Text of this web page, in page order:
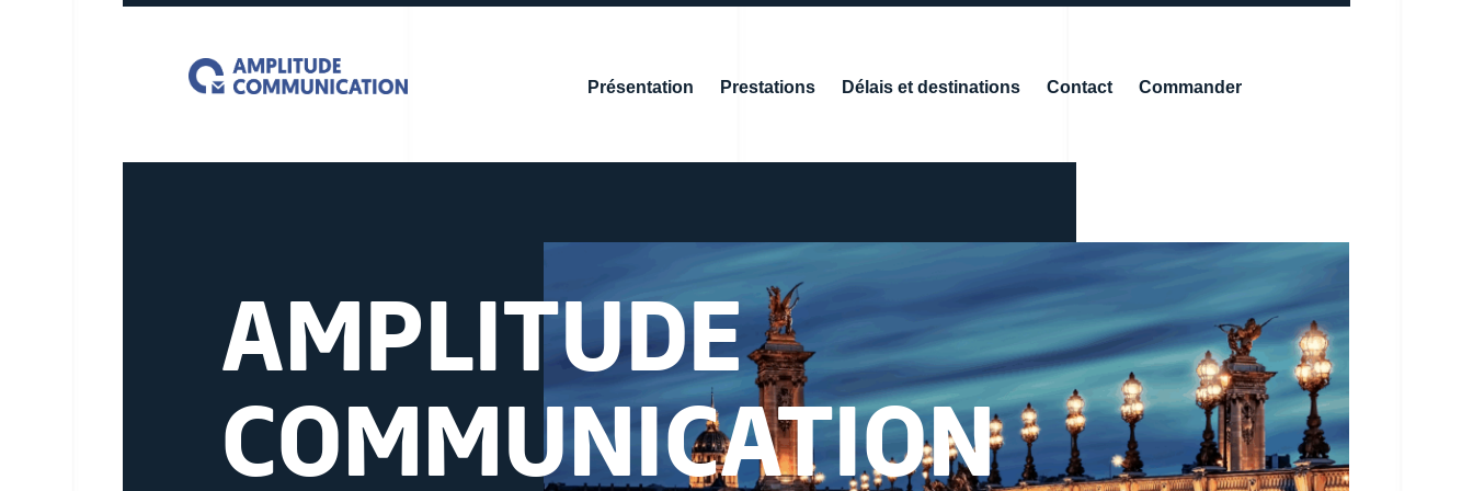
Présentation Prestations Délais et destinations Contact Commander
AMPLITUDE
COMMUNICATION